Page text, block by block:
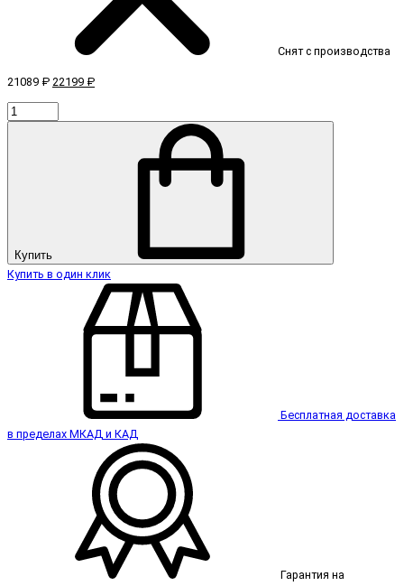
Снят с производства
21089 ₽ 22199 ₽
Купить
Купить в один клик
Бесплатная доставка
в пределах МКАД и КАД
Гарантия на